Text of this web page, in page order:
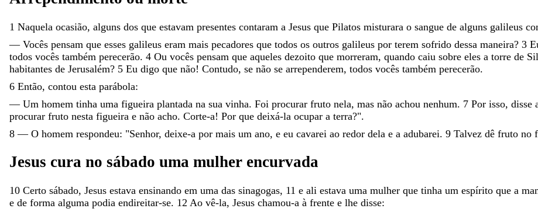
1 Naquela ocasião, alguns dos que estavam presentes contaram a Jesus que Pilatos misturara o sangue de alguns galileus
— Vocês pensam que esses galileus eram mais pecadores que todos os outros galileus por terem sofrido dessa maneira? 3
todos vocês também perecerão. 4 Ou vocês pensam que aqueles dezoito que morreram, quando caiu sobre eles a torre de
habitantes de Jerusalém? 5 Eu digo que não! Contudo, se não se arrependerem, todos vocês também perecerão.
6 Então, contou esta parábola:
— Um homem tinha uma figueira plantada na sua vinha. Foi procurar fruto nela, mas não achou nenhum. 7 Por isso, disse
procurar fruto nesta figueira e não acho. Corte-a! Por que deixá-la ocupar a terra?".
8 — O homem respondeu: "Senhor, deixe-a por mais um ano, e eu cavarei ao redor dela e a adubarei. 9 Talvez dê fruto no
Jesus cura no sábado uma mulher encurvada
10 Certo sábado, Jesus estava ensinando em uma das sinagogas, 11 e ali estava uma mulher que tinha um espírito que a
e de forma alguma podia endireitar-se. 12 Ao vê-la, Jesus chamou-a à frente e lhe disse: